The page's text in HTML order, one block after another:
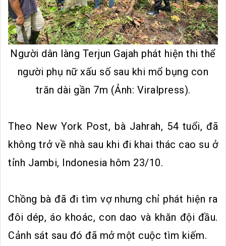
Người dân làng Terjun Gajah phát hiện thi thể
người phụ nữ xấu số sau khi mổ bụng con
trăn dài gần 7m (Ảnh: Viralpress).
Theo New York Post, bà Jahrah, 54 tuổi, đã
không trở về nhà sau khi đi khai thác cao su ở
tỉnh Jambi, Indonesia hôm 23/10.
Chồng bà đã đi tìm vợ nhưng chỉ phát hiện ra
đôi dép, áo khoác, con dao và khăn đội đầu.
Cảnh sát sau đó đã mở một cuộc tìm kiếm.